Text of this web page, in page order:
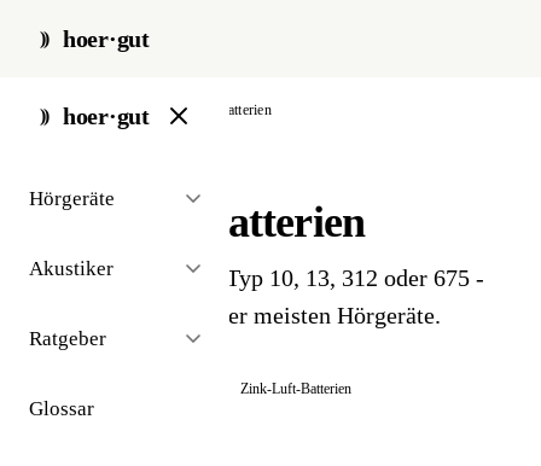
hoer·gut
hoer·gut
Hörgeräte
Akustiker
Ratgeber
Glossar
start / glossar / hoergeraete-batterien
Hörgerätebatterien
Zink-Luft-Batterien Typ 10, 13, 312 oder 675 -
Energieversorgung der meisten Hörgeräte.
Zink-Luft-Batterien